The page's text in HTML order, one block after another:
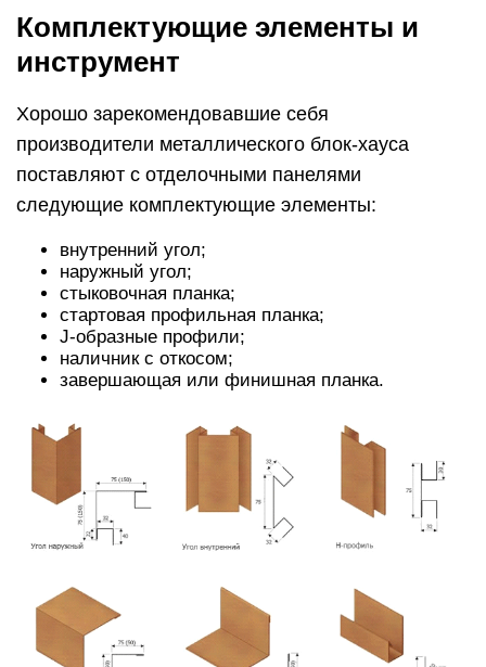
Комплектующие элементы и
инструмент
Хорошо зарекомендовавшие себя
производители металлического блок-хауса
поставляют с отделочными панелями
следующие комплектующие элементы:
внутренний угол;
наружный угол;
стыковочная планка;
стартовая профильная планка;
J-образные профили;
наличник с откосом;
завершающая или финишная планка.